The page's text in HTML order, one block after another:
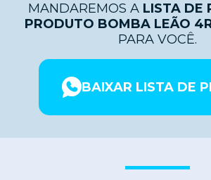
MANDAREMOS A LISTA DE
PRODUTO BOMBA LEÃO
PARA VOCÊ.
BAIXAR LISTA DE